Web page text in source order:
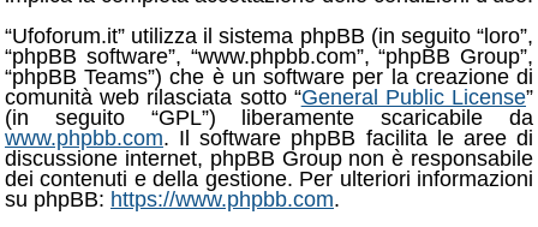
“Ufoforum.it” utilizza il sistema phpBB (in seguito “loro”,
“phpBB software”, “www.phpbb.com”, “phpBB Group”,
“phpBB Teams”) che è un software per la creazione di
comunità web rilasciata sotto “General Public License”
(in seguito “GPL”) liberamente scaricabile da
www.phpbb.com. Il software phpBB facilita le aree di
discussione internet, phpBB Group non è responsabile
dei contenuti e della gestione. Per ulteriori informazioni
su phpBB: https://www.phpbb.com.